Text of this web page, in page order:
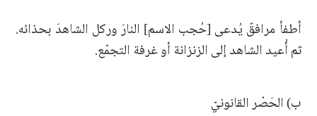
أطفأ مرافقٌ يُدعى [حُجب الاسم] النارَ وركل الشاهدَ بحذائه.
ثم أُعيد الشاهد إلى الزنزانة أو غرفة التجمّع.
ب) الحَصْر القانونيّ